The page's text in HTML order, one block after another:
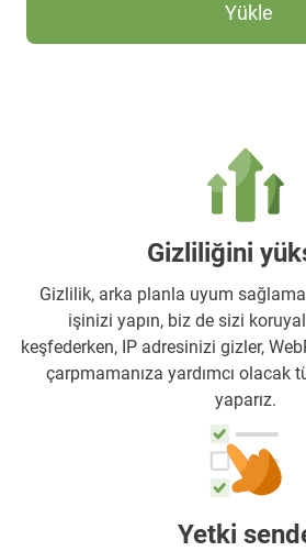
Yükle
Gizliliğini
Gizlilik, arka planla uyum sağlama
işinizi yapın, biz de sizi
keşfederken, IP adresinizi gizler,
çarpmamanıza yardımcı olacak
yaparız.
Yetki